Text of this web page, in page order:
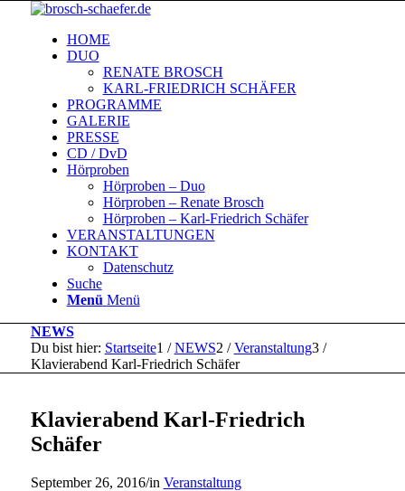
HOME
DUO
RENATE BROSCH
KARL-FRIEDRICH SCHÄFER
PROGRAMME
GALERIE
PRESSE
CD / DvD
Hörproben
Hörproben – Duo
Hörproben – Renate Brosch
Hörproben – Karl-Friedrich Schäfer
VERANSTALTUNGEN
KONTAKT
Datenschutz
Suche
Menü Menü
NEWS
Du bist hier: Startseite1 / NEWS2 / Veranstaltung3 /
Klavierabend Karl-Friedrich Schäfer
Klavierabend Karl-Friedrich
Schäfer
September 26, 2016/in Veranstaltung